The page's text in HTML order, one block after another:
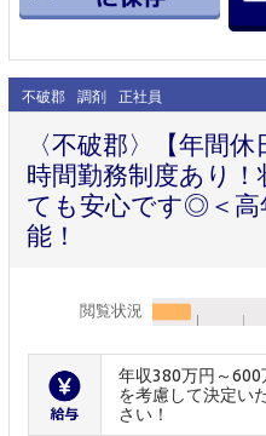
不破郡 調剤 正社員
〈不破郡〉【年間
時間勤務制度あり
ても安心です◎＜高
能！
閲覧状況
年収380万円～600
を考慮して決定い
さい！